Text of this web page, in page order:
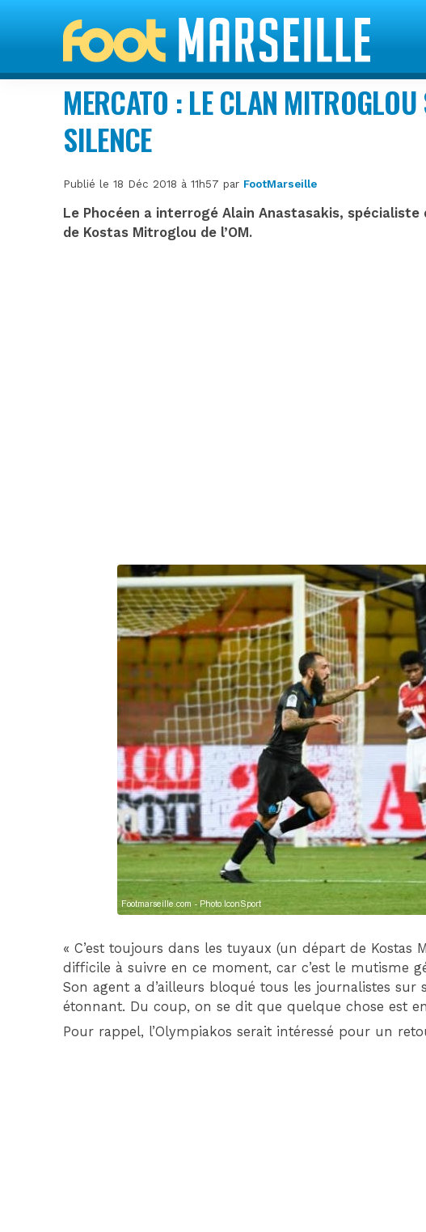
MERCATO : LE CLAN
SILENCE
Publié le 18 Déc 2018 à 11h57 par FootMarseille
Le Phocéen a interrogé Alain Anastasakis,
de Kostas Mitroglou de l’OM.
« C’est toujours dans les tuyaux (un départ de Kostas
difficile à suivre en ce moment, car c’est le mutisme
Son agent a d’ailleurs bloqué tous les journalistes sur
étonnant. Du coup, on se dit que quelque chose est
Pour rappel, l’Olympiakos serait intéressé pour un